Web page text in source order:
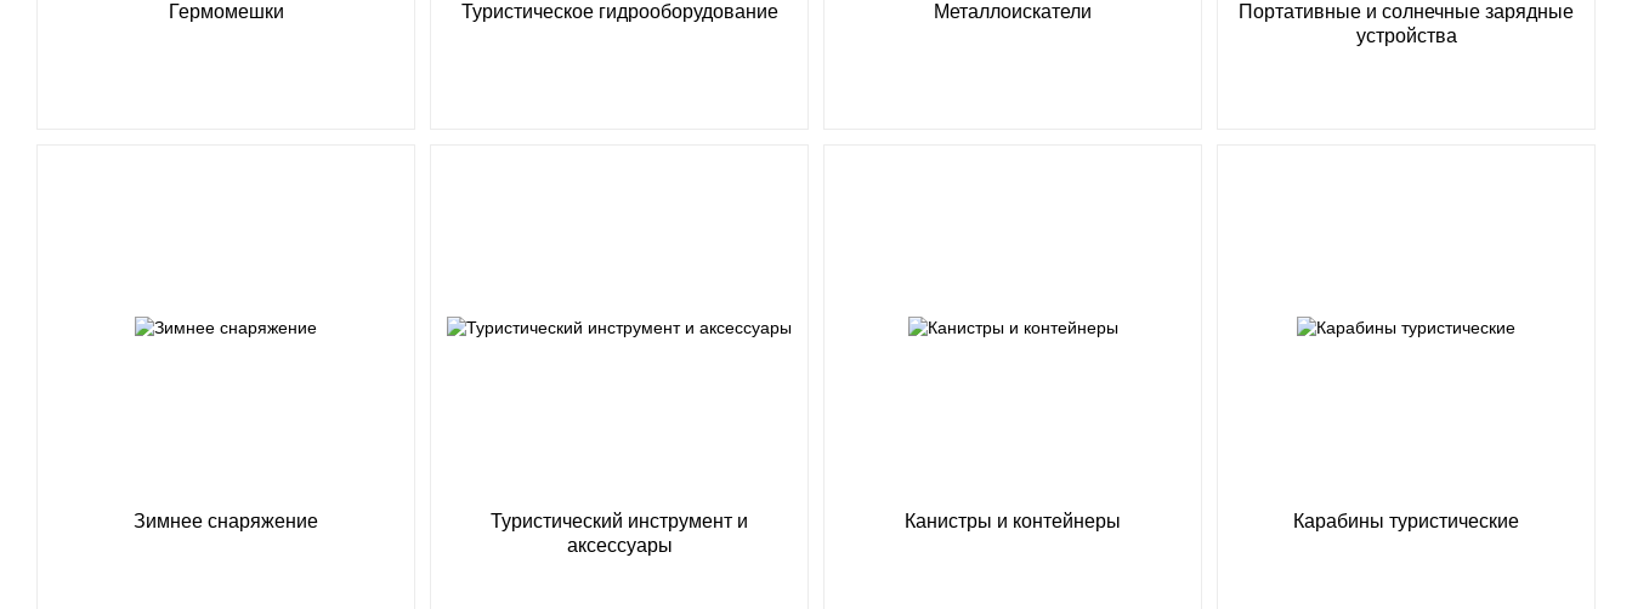
Гермомешки Туристическое гидрооборудование Металлоискатели
Портативные и солнечные зарядные
устройства
Зимнее снаряжение
Туристический инструмент и
аксессуары
Канистры и контейнеры Карабины туристические